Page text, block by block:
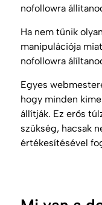
nofollowra
Ha nem tűnik
manipulációja
nofollowra
Egyes
hogy minden
állítják. Ez erős
szükség, hacsak
értékesítésével